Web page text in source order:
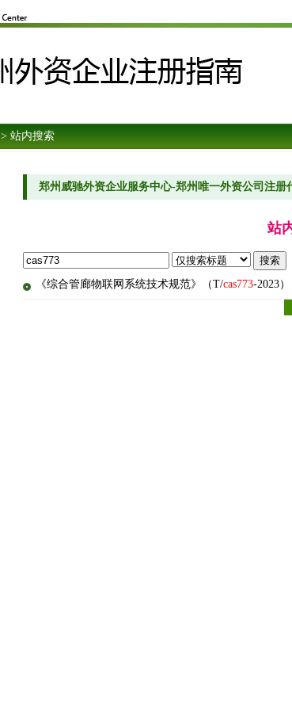
> 站内搜索
郑州威驰外资企业服务中心-郑州唯一外资公司注册
站
《综合管廊物联网系统技术规范》（T/cas773-2023